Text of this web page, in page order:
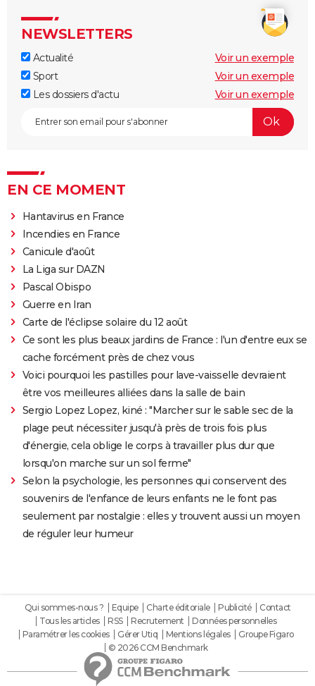
NEWSLETTERS
Actualité
Voir un exemple
Sport
Voir un exemple
Les dossiers d'actu
Voir un exemple
EN CE MOMENT
Hantavirus en France
Incendies en France
Canicule d'août
La Liga sur DAZN
Pascal Obispo
Guerre en Iran
Carte de l'éclipse solaire du 12 août
Ce sont les plus beaux jardins de France : l'un d'entre eux se
cache forcément près de chez vous
Voici pourquoi les pastilles pour lave-vaisselle devraient
être vos meilleures alliées dans la salle de bain
Sergio Lopez Lopez, kiné : "Marcher sur le sable sec de la
plage peut nécessiter jusqu'à près de trois fois plus
d'énergie, cela oblige le corps à travailler plus dur que
lorsqu'on marche sur un sol ferme"
Selon la psychologie, les personnes qui conservent des
souvenirs de l'enfance de leurs enfants ne le font pas
seulement par nostalgie : elles y trouvent aussi un moyen
de réguler leur humeur
Qui sommes-nous ? Equipe Charte éditoriale Publicité
Contact
Tous les articles
RSS Recrutement
Données personnelles
Paramétrer les cookies
Gérer Utiq Mentions légales
Groupe Figaro
© 2026 CCM Benchmark